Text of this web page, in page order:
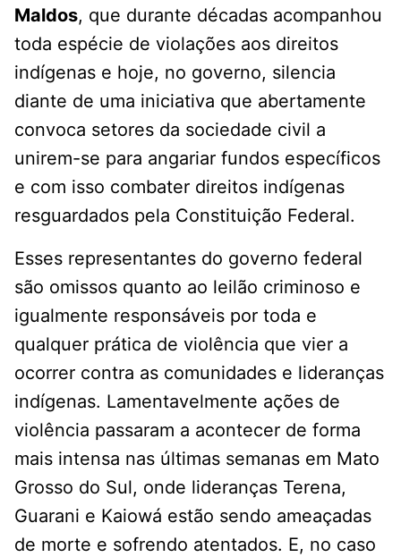
Maldos, que durante décadas acompanhou
toda espécie de violações aos direitos
indígenas e hoje, no governo, silencia
diante de uma iniciativa que abertamente
convoca setores da sociedade civil a
unirem-se para angariar fundos específicos
e com isso combater direitos indígenas
resguardados pela Constituição Federal.
Esses representantes do governo federal
são omissos quanto ao leilão criminoso e
igualmente responsáveis por toda e
qualquer prática de violência que vier a
ocorrer contra as comunidades e lideranças
indígenas. Lamentavelmente ações de
violência passaram a acontecer de forma
mais intensa nas últimas semanas em Mato
Grosso do Sul, onde lideranças Terena,
Guarani e Kaiowá estão sendo ameaçadas
de morte e sofrendo atentados. E, no caso